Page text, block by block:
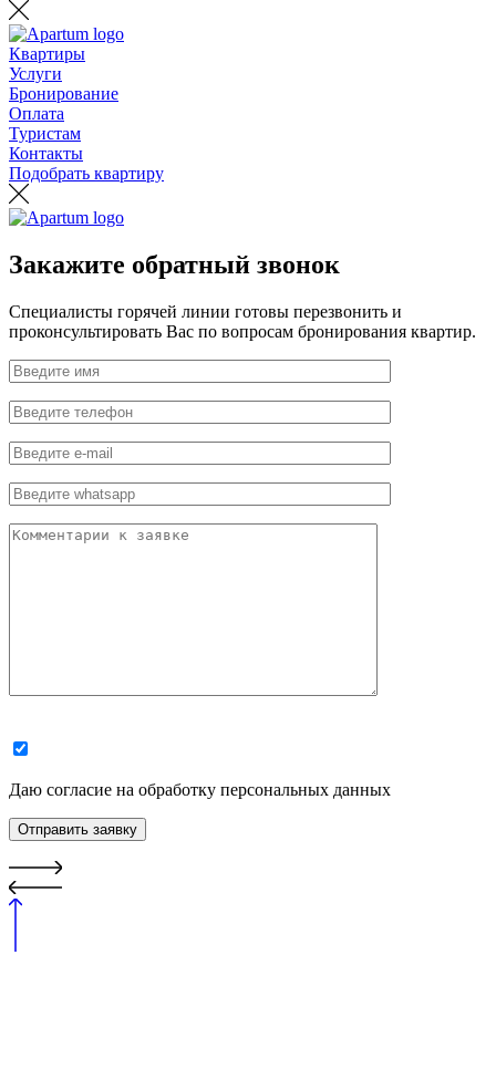
Квартиры
Услуги
Бронирование
Оплата
Туристам
Контакты
Подобрать квартиру
Закажите обратный звонок
Специалисты горячей линии готовы перезвонить и
проконсультировать Вас по вопросам бронирования квартир.
Даю согласие на обработку персональных данных
Отправить заявку